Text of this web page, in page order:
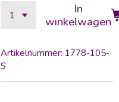
In
winkelwagen
Artikelnummer: 1778-105-
S